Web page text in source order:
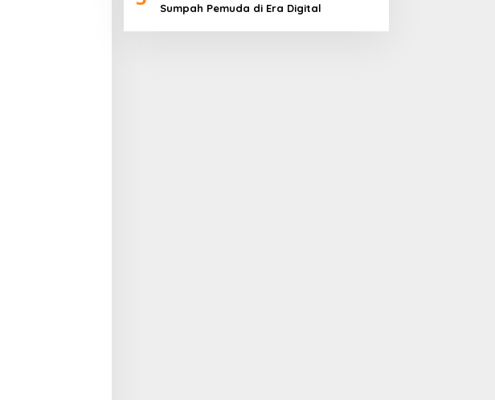
Sumpah Pemuda di Era Digital